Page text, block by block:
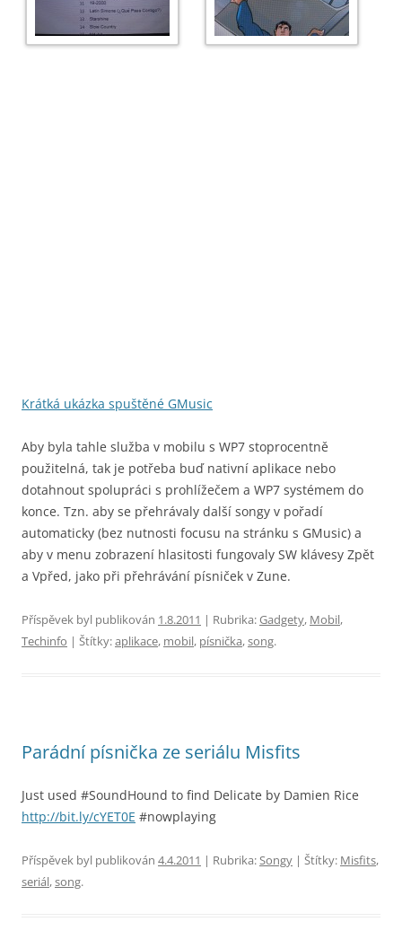
Krátká ukázka spuštěné GMusic
Aby byla tahle služba v mobilu s WP7 stoprocentně
použitelná, tak je potřeba buď nativní aplikace nebo
dotahnout spolupráci s prohlížečem a WP7 systémem do
konce. Tzn. aby se přehrávaly další songy v pořadí
automaticky (bez nutnosti focusu na stránku s GMusic) a
aby v menu zobrazení hlasitosti fungovaly SW klávesy Zpět
a Vpřed, jako při přehrávání písniček v Zune.
Příspěvek byl publikován 1.8.2011 | Rubrika:Gadgety, Mobil,
Techinfo | Štítky:aplikace, mobil, písnička,song.
Parádní písnička ze seriálu Misfits
Just used #SoundHound to find Delicate by Damien Rice
http://bit.ly/cYET0E #nowplaying
Příspěvek byl publikován 4.4.2011 | Rubrika:Songy | Štítky: Misfits,
seriál,song.